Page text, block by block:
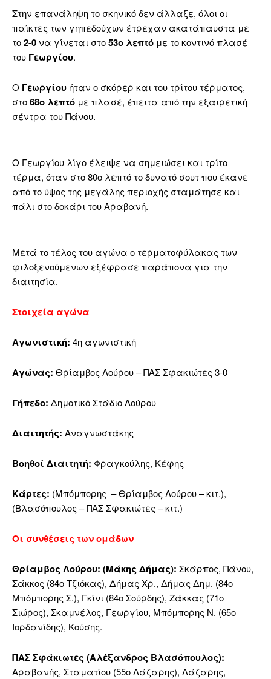
Στην επανάληψη το σκηνικό δεν άλλαξε, όλοι οι
παίκτες των γηπεδούχων έτρεχαν ακατάπαυστα με
το2-0να γίνεται στο53ο λεπτό με το κοντινό πλασέ
του Γεωργίου.
Ο Γεωργίου ήταν ο σκόρερ και του τρίτου τέρματος,
στο68ο λεπτό με πλασέ, έπειτα από την εξαιρετική
σέντρα του Πάνου.
Ο Γεωργίου λίγο έλειψε να σημειώσει και τρίτο
τέρμα, όταν στο 80ο λεπτό το δυνατό σουτ που έκανε
από το ύψος της μεγάλης περιοχής σταμάτησε και
πάλι στο δοκάρι του Αραβανή.
Μετά το τέλος του αγώνα ο τερματοφύλακας των
φιλοξενούμενων εξέφρασε παράπονα για την
διαιτησία.
Στοιχεία αγώνα
Αγωνιστική: 4η αγωνιστική
Αγώνας: Θρίαμβος Λούρου – ΠΑΣ Σφακιώτες 3-0
Γήπεδο: Δημοτικό Στάδιο Λούρου
Διαιτητής: Αναγνωστάκης
Βοηθοί Διαιτητή: Φραγκούλης, Κέφης
Κάρτες: (Μπόμπορης – Θρίαμβος Λούρου – κιτ.),
(Βλασόπουλος – ΠΑΣ Σφακιώτες – κιτ.)
Οι συνθέσεις των ομάδων
Θρίαμβος Λούρου: (Μάκης Δήμας): Σκάρπος, Πάνου,
Σάκκος (84ο Τζιόκας), Δήμας Χρ., Δήμας Δημ. (84ο
Μπόμπορης Σ.), Γκίνι (84ο Σούρδης), Ζάκκας (71ο
Σιώρος), Σκαμνέλος, Γεωργίου, Μπόμπορης Ν. (65ο
Ιορδανίδης), Κούσης.
ΠΑΣ Σφάκιωτες (Αλέξανδρος Βλασόπουλος):
Αραβανής, Σταματίου (55ο Λάζαρης), Λάζαρης,